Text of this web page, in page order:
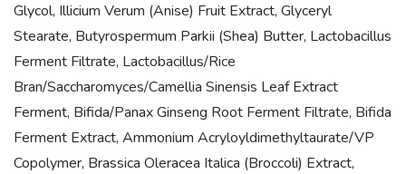
Glycol, Illicium Verum (Anise) Fruit Extract, Glyceryl
Stearate, Butyrospermum Parkii (Shea) Butter, Lactobacillus
Ferment Filtrate, Lactobacillus/Rice
Bran/Saccharomyces/Camellia Sinensis Leaf Extract
Ferment, Bifida/Panax Ginseng Root Ferment Filtrate, Bifida
Ferment Extract, Ammonium Acryloyldimethyltaurate/VP
Copolymer, Brassica Oleracea Italica (Broccoli) Extract,